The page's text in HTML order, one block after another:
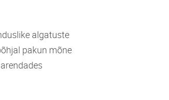
algatuste
pakun mõne